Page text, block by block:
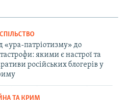
«ура-патріотизму» до
якими є настрої та
російських блогерів у
ТА КРИМ